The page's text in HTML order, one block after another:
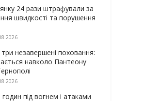
24 рази штрафували за
швидкості та порушення
три незавершені поховання:
навколо Пантеону
під вогнем і атаками